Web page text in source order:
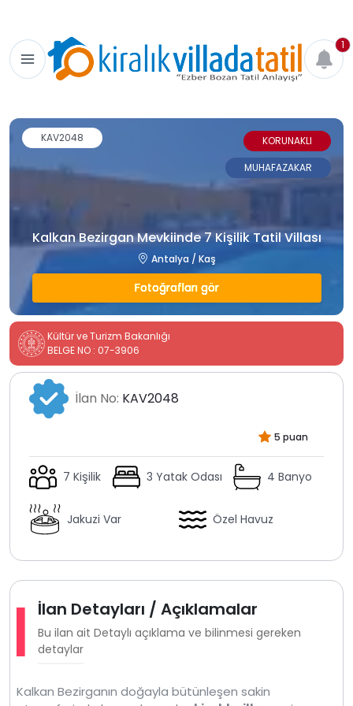
1
Kalkan Bezirgan Mevkiinde 7 Kişilik Tatil Villası
Antalya / Kaş
Fotoğrafları gör
KAV2048
KORUNAKLI
MUHAFAZAKAR
Kültür ve Turizm Bakanlığı
BELGE NO : 07-3906
İlan No: KAV2048
5 puan
7 Kişilik 3 Yatak Odası 4 Banyo
Jakuzi Var Özel Havuz
İlan Detayları / Açıklamalar
Bu ilan ait Detaylı açıklama ve bilinmesi gereken
detaylar
Kalkan Bezirganın doğayla bütünleşen sakin